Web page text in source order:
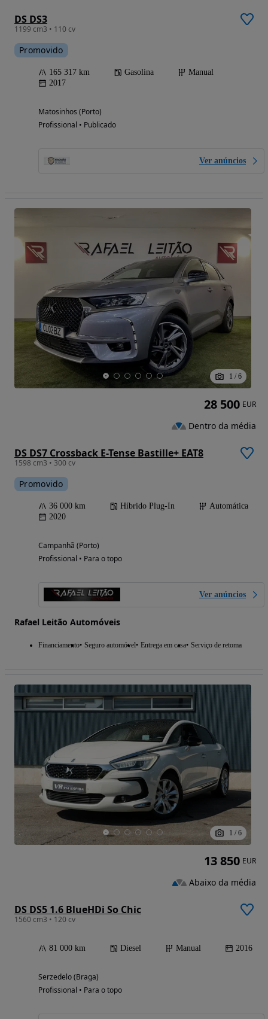
DS DS3
1199 cm3 • 110 cv
Promovido
165 317 km Gasolina
Manual
2017
Matosinhos (Porto)
Profissional • Publicado
Ver anúncios
1 / 6
DS DS7 Crossback E-Tense Bastille+ EAT8
1598 cm3 • 300 cv
Promovido
36 000 km Híbrido Plug-In
Automática
2020
Campanhã (Porto)
Profissional • Para o topo
Ver anúncios
Rafael Leitão Automóveis
Financiamento Seguro automóvel Entrega em casa Serviço de retoma
28 500 EUR
Dentro da média
1 / 6
DS DS5 1.6 BlueHDi So Chic
1560 cm3 • 120 cv
81 000 km Diesel Manual 2016
Serzedelo (Braga)
Profissional • Para o topo
13 850 EUR
Abaixo da média